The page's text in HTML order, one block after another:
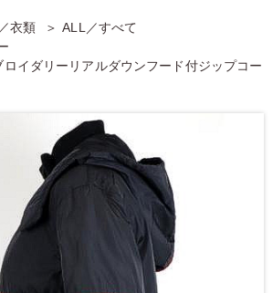
衣類
ALL／すべて
ロイダリーリアルダウンフード付ジップコー